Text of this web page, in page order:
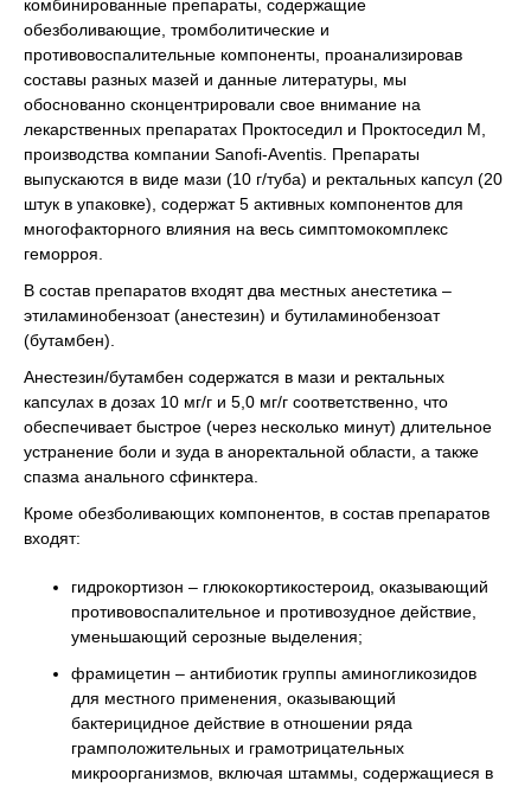
комбинированные препараты, содержащие
обезболивающие, тромболитические и
противовоспалительные компоненты, проанализировав
составы разных мазей и данные литературы, мы
обоснованно сконцентрировали свое внимание на
лекарственных препаратах Проктоседил и Проктоседил М,
производства компании Sanofi-Аventis. Препараты
выпускаются в виде мази (10 г/туба) и ректальных капсул (20
штук в упаковке), содержат 5 активных компонентов для
многофакторного влияния на весь симптомокомплекс
геморроя.
В состав препаратов входят два местных анестетика –
этиламинобензоат (анестезин) и бутиламинобензоат
(бутамбен).
Анестезин/бутамбен содержатся в мази и ректальных
капсулах в дозах 10 мг/г и 5,0 мг/г соответственно, что
обеспечивает быстрое (через несколько минут) длительное
устранение боли и зуда в аноректальной области, а также
спазма анального сфинктера.
Кроме обезболивающих компонентов, в состав препаратов
входят:
гидрокортизон – глюкокортикостероид, оказывающий
противовоспалительное и противозудное действие,
уменьшающий серозные выделения;
фрамицетин – антибиотик группы аминогликозидов
для местного применения, оказывающий
бактерицидное действие в отношении ряда
грамположительных и грамотрицательных
микроорганизмов, включая штаммы, содержащиеся в